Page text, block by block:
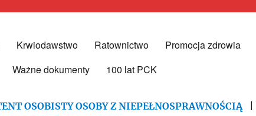
Rejonowy w Toruniu
Krwiodawstwo Ratownictwo Promocja zdrowia
Ważne dokumenty 100 lat PCK
OSOBISTY OSOBY Z NIEPEŁNOSPRAWNOŚCIĄ|